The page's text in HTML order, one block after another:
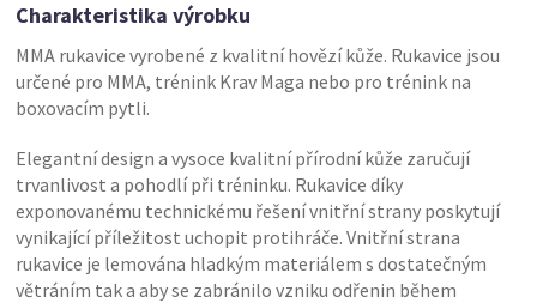
Charakteristika výrobku
MMA rukavice vyrobené z kvalitní hovězí kůže. Rukavice jsou
určené pro MMA, trénink Krav Maga nebo pro trénink na
boxovacím pytli.
Elegantní design a vysoce kvalitní přírodní kůže zaručují
trvanlivost a pohodlí při tréninku. Rukavice díky
exponovanému technickému řešení vnitřní strany poskytují
vynikající příležitost uchopit protihráče. Vnitřní strana
rukavice je lemována hladkým materiálem s dostatečným
větráním tak a aby se zabránilo vzniku odřenin během